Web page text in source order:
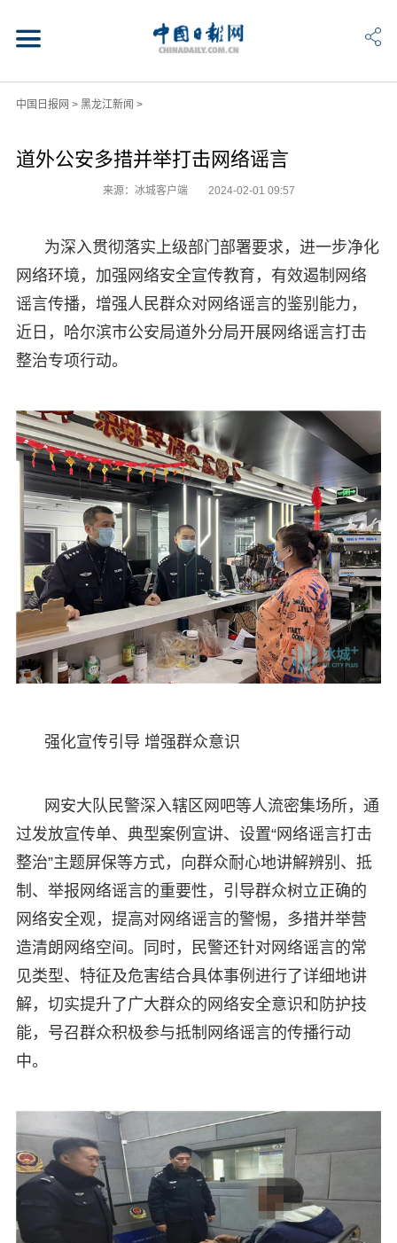
中国日报网 > 黑龙江新闻 >
道外公安多措并举打击网络谣言
来源：冰城客户端 2024-02-01 09:57
为深入贯彻落实上级部门部署要求，进一步净化
网络环境，加强网络安全宣传教育，有效遏制网络
谣言传播，增强人民群众对网络谣言的鉴别能力，
近日，哈尔滨市公安局道外分局开展网络谣言打击
整治专项行动。
强化宣传引导 增强群众意识
网安大队民警深入辖区网吧等人流密集场所，通
过发放宣传单、典型案例宣讲、设置“网络谣言打击
整治”主题屏保等方式，向群众耐心地讲解辨别、抵
制、举报网络谣言的重要性，引导群众树立正确的
网络安全观，提高对网络谣言的警惕，多措并举营
造清朗网络空间。同时，民警还针对网络谣言的常
见类型、特征及危害结合具体事例进行了详细地讲
解，切实提升了广大群众的网络安全意识和防护技
能，号召群众积极参与抵制网络谣言的传播行动
中。